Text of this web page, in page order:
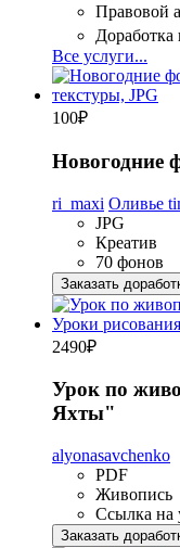
Правовой
Доработка
Все услуги...
100₽
Новогодние
ri_maxi Оливье
JPG
Креатив
70 фонов
Заказать
2490₽
Урок по
Яхты"
alyonasavchenko
PDF
Живопись
Ссылка на
Заказать